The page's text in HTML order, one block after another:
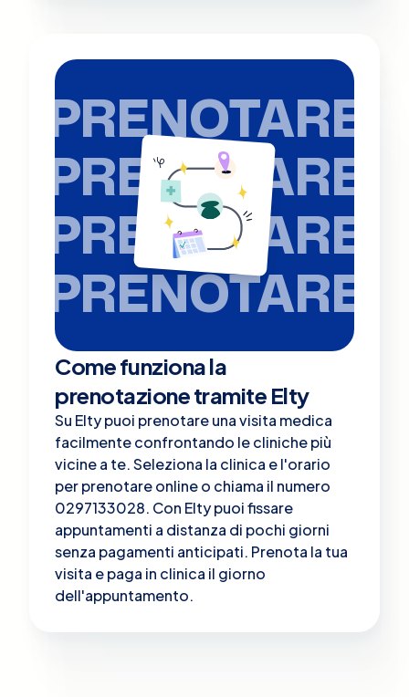
PRENOTARE
PRENOTARE
PRENOTARE
PRENOTARE
Come funziona la
prenotazione tramite Elty
Su Elty puoi prenotare una visita medica
facilmente confrontando le cliniche più
vicine a te. Seleziona la clinica e l'orario
per prenotare online o chiama il numero
0297133028. Con Elty puoi fissare
appuntamenti a distanza di pochi giorni
senza pagamenti anticipati. Prenota la tua
visita e paga in clinica il giorno
dell'appuntamento.